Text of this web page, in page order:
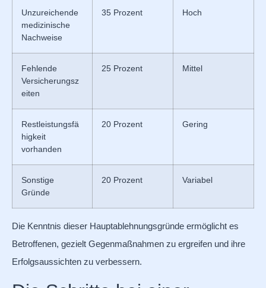
Unzureichende
medizinische
Nachweise
35 Prozent Hoch
Fehlende
Versicherungsz
eiten
25 Prozent Mittel
Restleistungsfä
higkeit
vorhanden
20 Prozent Gering
Sonstige
Gründe
20 Prozent Variabel
Die Kenntnis dieser Hauptablehnungsgründe ermöglicht es
Betroffenen, gezielt Gegenmaßnahmen zu ergreifen und ihre
Erfolgsaussichten zu verbessern.